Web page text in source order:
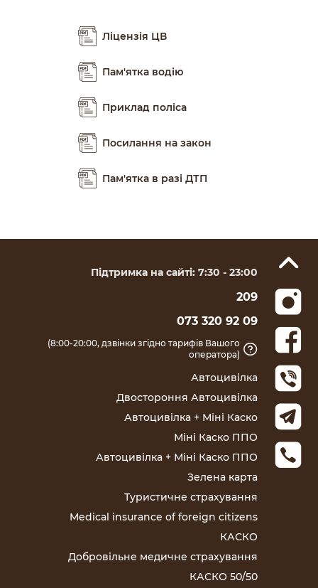
Ліцензія ЦВ
Пам'ятка водію
Приклад поліса
Посилання на закон
Пам'ятка в разі ДТП
Автоцивілка
Двостороння Автоцивілка
Автоцивілка + Міні Каско
Міні Каско ППО
Автоцивілка + Міні Каско ППО
Зелена карта
Туристичне страхування
Medical insurance of foreign citizens
КАСКО
Добровільне медичне страхування
КАСКО 50/50
Підтримка на сайті: 7:30 - 23:00
209
073 320 92 09
(8:00-20:00, дзвінки згідно тарифів Вашого
оператора)